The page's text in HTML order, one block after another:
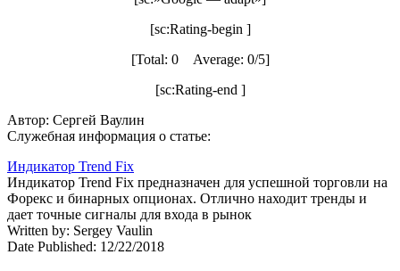
[sc:Rating-begin ]
[Total: 0 Average: 0/5]
[sc:Rating-end ]
Автор: Сергей Ваулин
Служебная информация о статье:
Индикатор Trend Fix
Индикатор Trend Fix предназначен для успешной торговли на
Форекс и бинарных опционах. Отлично находит тренды и
дает точные сигналы для входа в рынок
Written by: Sergey Vaulin
Date Published: 12/22/2018